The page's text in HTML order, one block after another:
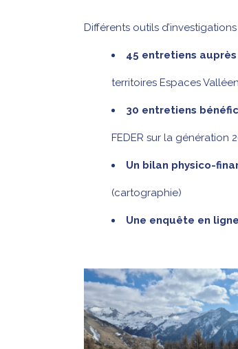
Différents outils
45 entretiens
territoires Espaces
30 entretiens
FEDER sur la génération
Un bilan physico-
(cartographie)
Une enquête en